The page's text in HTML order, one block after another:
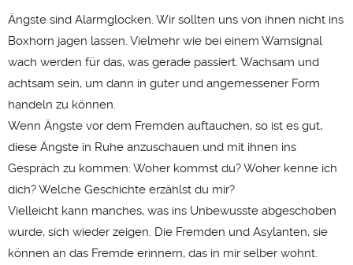
Ängste sind Alarmglocken. Wir sollten uns von ihnen nicht ins
Boxhorn jagen lassen. Vielmehr wie bei einem Warnsignal
wach werden für das, was gerade passiert. Wachsam und
achtsam sein, um dann in guter und angemessener Form
handeln zu können.
Wenn Ängste vor dem Fremden auftauchen, so ist es gut,
diese Ängste in Ruhe anzuschauen und mit ihnen ins
Gespräch zu kommen: Woher kommst du? Woher kenne ich
dich? Welche Geschichte erzählst du mir?
Vielleicht kann manches, was ins Unbewusste abgeschoben
wurde, sich wieder zeigen. Die Fremden und Asylanten, sie
können an das Fremde erinnern, das in mir selber wohnt.